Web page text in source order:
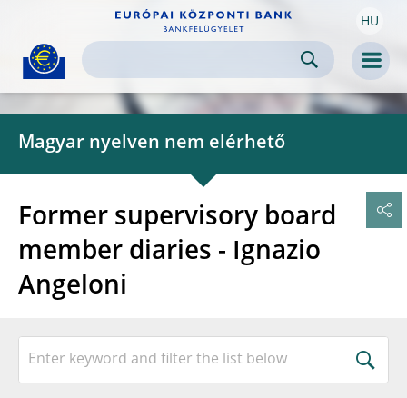
Skip to
content HU
Magyar nyelven nem elérhető
Former supervisory board
member diaries - Ignazio
Angeloni